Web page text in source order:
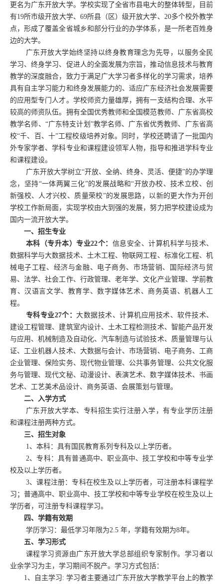
更名为广东开放大学。学校实现了全省市县电大的整体转型，目前
有19所市级开放大学、 69所县（区）级开放大学、 20多个校外教学
点，形成了覆盖全省城乡和部分行业的办学体系，是一所老百姓身
边的大学。
广东开放大学始终坚持以终身教育理念为先导，以服务全民
学习、终身学习、促进人的全面发展为宗旨，推动信息技术与教育
教学的深度融合，致力于满足广大学习者多样化的学习需求，培养
具有自主学习能力和终身发展能力的、适应广东经济社会发展需要
的应用型专门人才。学校师资力量雄厚，拥有一支结构合理、水平
较高的师资队伍。拥有全国优秀教师和全国模范教师、广东省高校
教学名师、 “广东特支计划”教学名师、广东省优秀教师、广东省高
校“千、百、十”工程校级培养对象。同时，学校还聘请了一批国内
外专家学者、学科专业和课程建设领军人物，指导和推进学科专业
和课程建设。
广东开放大学树立“开放、全纳、终身、灵活、便捷”的办学理
念，坚持“一体两翼三化”的发展战略和“开放办校、技术立校、创
新强校、人才兴校、质量荣校”的发展思路，以新的更大作为开创
学校工作新局面，实现学校由大到强的发展，努力把学校建设成为
国内一流开放大学。
一、招生专业
本科（专升本）专业22个： 信息安全、计算机科学与技术、
数据科学与大数据技术、土木工程、物联网工程、标准化工程、机
械电子工程、经济与金融、电子商务、市场营销、国际经济与贸
易、法学、社会工作、行政管理、老年学、文化产业管理、学前教
育、汉语言文学、教育学、数字媒体艺术、商务英语、机器人工
程。
专科专业27个：大数据技术、计算机应用技术、软件技术、
建设工程管理、建筑室内设计、土木工程检测技术、智能产品开发
与应用、机械制造及自动化、汽车制造与试验技术、质量管理与认
证、工业机器人技术、大数据与会计、市场营销、电子商务、工商
企业管理、保险实务、现代物业管理、公共事务管理、公共文化服
务与管理、现代文秘、动漫设计、表演艺术、数字媒体技术、书画
艺术、工艺美术品设计、商务英语、会展策划与管理。
二、入学方式
广东开放大学本、专科招生实行注册入学，有专业学历注册
和课程注册两种方式。
三、招生对象
1 、本科：具有国民教育系列专科及以上学历者。
2、专科：具有普通高中、职业高中、技工学校和中等专业学
校及以上学历者。
3、课程注册：专科在校生及以上学历者，可注册本科课程学
习；普通高中、职业高中、技工学校和中等专业学校在校生及以上
学历者，可注册专科课程学习。
四、学籍有效期
学历学习：最低学习年限为2.5 年，学籍有效期为8年。
五、学习形式
课程学习资源由广东开放大学总部组织专家制作。学习者以
业余学习为主，学习期间不脱产。学习方式包括：
1 、自主学习:学习者主要通过广东开放大学教学平台上的教学